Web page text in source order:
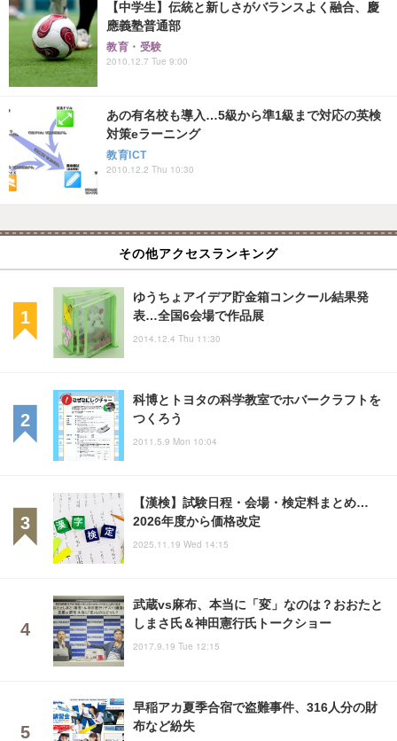
【中学生】伝統と新しさがバランスよく融合、慶
應義塾普通部
教育・受験
2010.12.7 Tue 9:00
あの有名校も導入…5級から準1級まで対応の英検
対策eラーニング
教育ICT
2010.12.2 Thu 10:30
その他アクセスランキング
ゆうちょアイデア貯金箱コンクール結果発
表…全国6会場で作品展
2014.12.4 Thu 11:30
科博とトヨタの科学教室でホバークラフトを
つくろう
2011.5.9 Mon 10:04
【漢検】試験日程・会場・検定料まとめ…
2026年度から価格改定
2025.11.19 Wed 14:15
武蔵vs麻布、本当に「変」なのは？おおたと
しまさ氏＆神田憲行氏トークショー
2017.9.19 Tue 12:15
早稲アカ夏季合宿で盗難事件、316人分の財
布など紛失